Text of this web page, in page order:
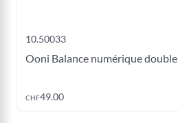
10.50033
Ooni Balance numérique double
CHF49.00